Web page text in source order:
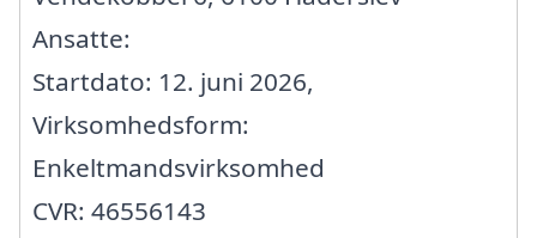
Ansatte:
Startdato: 12. juni 2026,
Virksomhedsform:
Enkeltmandsvirksomhed
CVR: 46556143